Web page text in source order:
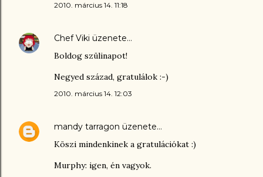
2010. március 14. 11:18
Chef Viki üzenete…
Boldog szülinapot!
Negyed század, gratulálok :-)
2010. március 14. 12:03
mandy tarragon üzenete…
Köszi mindenkinek a gratulációkat :)
Murphy: igen, én vagyok.